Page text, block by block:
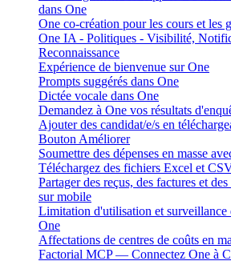
dans One
One co-création pour les cours et les
One IA - Politiques - Visibilité,
Reconnaissance
Expérience de bienvenue sur One
Prompts suggérés dans One
Dictée vocale dans One
Demandez à One vos résultats
Ajouter des candidat/e/s en
Bouton Améliorer
Soumettre des dépenses en masse
Téléchargez des fichiers Excel et
Partager des reçus, des factures et
sur mobile
Limitation d'utilisation et surveillance
One
Affectations de centres de coûts en
Factorial MCP — Connectez One à